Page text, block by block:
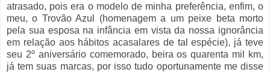
atrasado, pois era o modelo de minha preferência, enfim, o
meu, o Trovão Azul (homenagem a um peixe beta morto
pela sua esposa na infância em vista da nossa ignorância
em relação aos hábitos acasalares de tal espécie), já teve
seu 2º aniversário comemorado, beira os quarenta mil km,
já tem suas marcas, por isso tudo oportunamente me disse